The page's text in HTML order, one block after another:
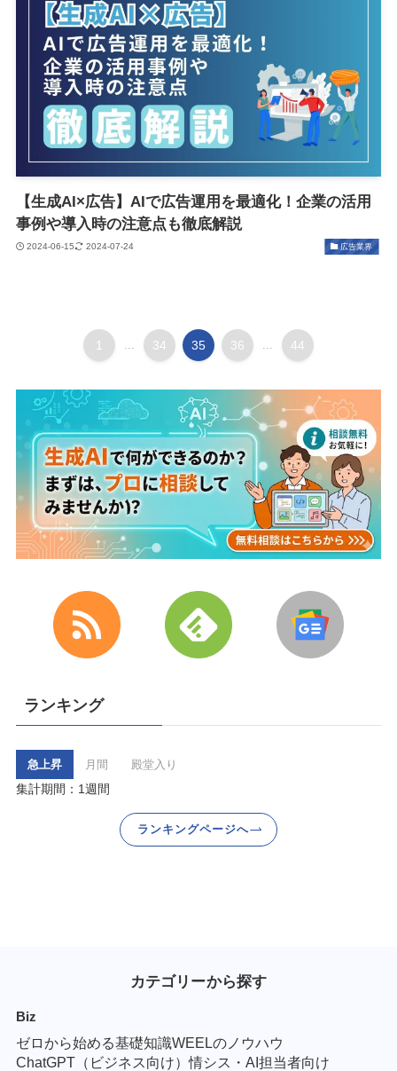
【生成AI×広告】AIで広告運用を最適化！企業の活用
事例や導入時の注意点も徹底解説
2024-06-15 2024-07-24 広告業界
1 ... 34 35 36 ... 44
ランキング
急上昇 月間 殿堂入り
集計期間：1週間
ランキングページへ
カテゴリーから探す
Biz
ゼロから始める基礎知識WEELのノウハウ
ChatGPT（ビジネス向け）情シス・AI担当者向け